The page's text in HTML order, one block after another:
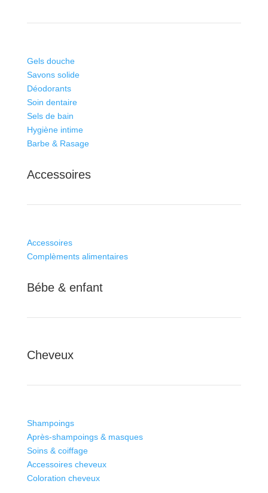
Gels douche
Savons solide
Déodorants
Soin dentaire
Sels de bain
Hygiène intime
Barbe & Rasage
Accessoires
Accessoires
Complèments alimentaires
Bébe & enfant
Cheveux
Shampoings
Après-shampoings & masques
Soins & coiffage
Accessoires cheveux
Coloration cheveux